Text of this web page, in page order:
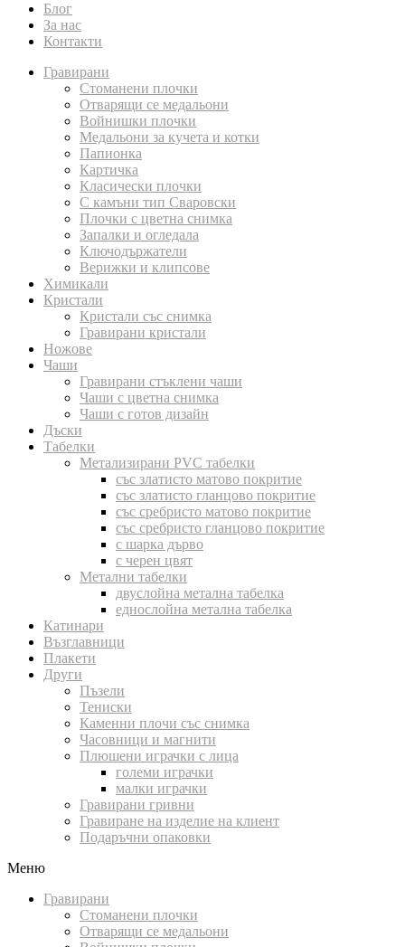
Блог
За нас
Контакти
Гравирани
Стоманени плочки
Отварящи се медальони
Войнишки плочки
Медальони за кучета и котки
Папионка
Картичка
Класически плочки
С камъни тип Сваровски
Плочки с цветна снимка
Запалки и огледала
Ключодържатели
Верижки и клипсове
Химикали
Кристали
Кристали със снимка
Гравирани кристали
Ножове
Чаши
Гравирани стъклени чаши
Чаши с цветна снимка
Чаши с готов дизайн
Дъски
Табелки
Метализирани PVC табелки
със златисто матово покритие
със златисто гланцово покритие
със сребристо матово покритие
със сребристо гланцово покритие
с шарка дърво
с черен цвят
Метални табелки
двуслойна метална табелка
еднослойна метална табелка
Катинари
Възглавници
Плакети
Други
Пъзели
Тениски
Каменни плочи със снимка
Часовници и магнити
Плюшени играчки с лица
големи играчки
малки играчки
Гравирани гривни
Гравиране на изделие на клиент
Подаръчни опаковки
Меню
Гравирани
Стоманени плочки
Отварящи се медальони